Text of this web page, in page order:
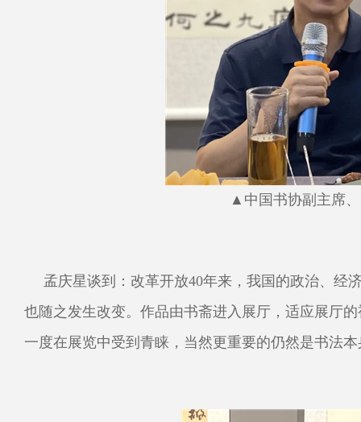
▲中国书协副主席
孟庆星谈到：改革开放40年来，我国的政治、经
也随之发生改变。作品由书斋进入展厅，适应展厅
一度在展览中受到青睐，当然更重要的仍然是书法本